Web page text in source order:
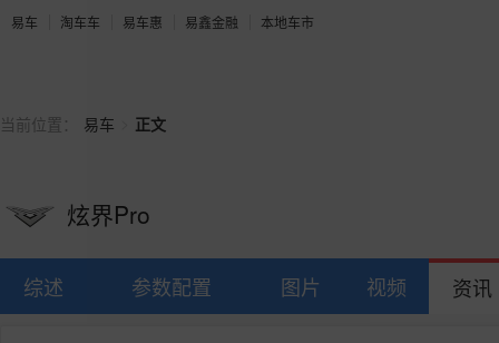
易车 淘车车 易车惠 易鑫金融 本地车市
当前位置： 易车 正文
炫界Pro
综述 参数配置 图片 视频 资讯